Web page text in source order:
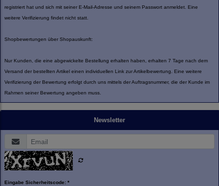
registriert hat und sich mit seiner E-Mail-Adresse und seinem Passwort anmeldet. Eine
weitere Verifizierung findet nicht statt.
Shopbewertungen über Shopauskunft:
Nur Kunden, die eine abgewickelte Bestellung erhalten haben, erhalten 7 Tage nach dem
Versand der bestellten Artikel einen individuellen Link zur Artikelbewertung. Eine weitere
Verifizierung der Bewertung erfolgt durch uns mittels der Auftragsnummer, die der Kunde im
Rahmen seiner Bewertung angeben muss.
Newsletter
Eingabe Sicherheitscode: *